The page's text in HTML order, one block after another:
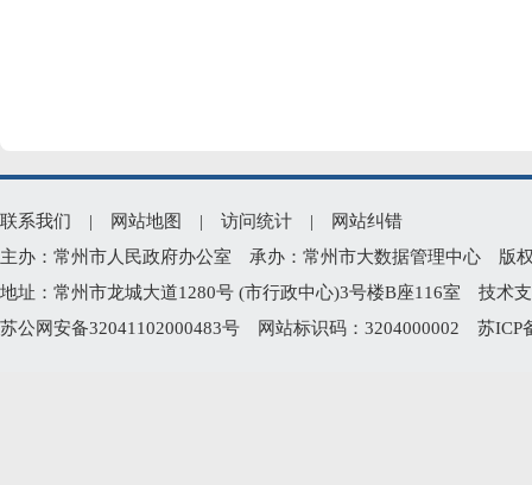
联系我们 | 网站地图 | 访问统计 |
网站纠错
主办：常州市人民政府办公室 承办：常州市大数据管理中心 版
地址：常州市龙城大道1280号 (市行政中心)3号楼B座116室 技术
苏公网安备32041102000483号 网站标识码：3204000002 苏ICP